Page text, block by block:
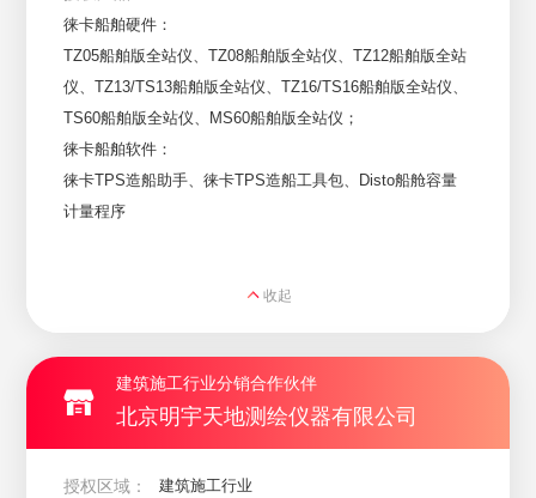
徕卡船舶硬件：
TZ05船舶版全站仪、TZ08船舶版全站仪、TZ12船舶版全站
仪、TZ13/TS13船舶版全站仪、TZ16/TS16船舶版全站仪、
TS60船舶版全站仪、MS60船舶版全站仪；
徕卡船舶软件：
徕卡TPS造船助手、徕卡TPS造船工具包、Disto船舱容量
计量程序
收起
建筑施工行业分销合作伙伴
北京明宇天地测绘仪器有限公司
授权区域： 建筑施工行业